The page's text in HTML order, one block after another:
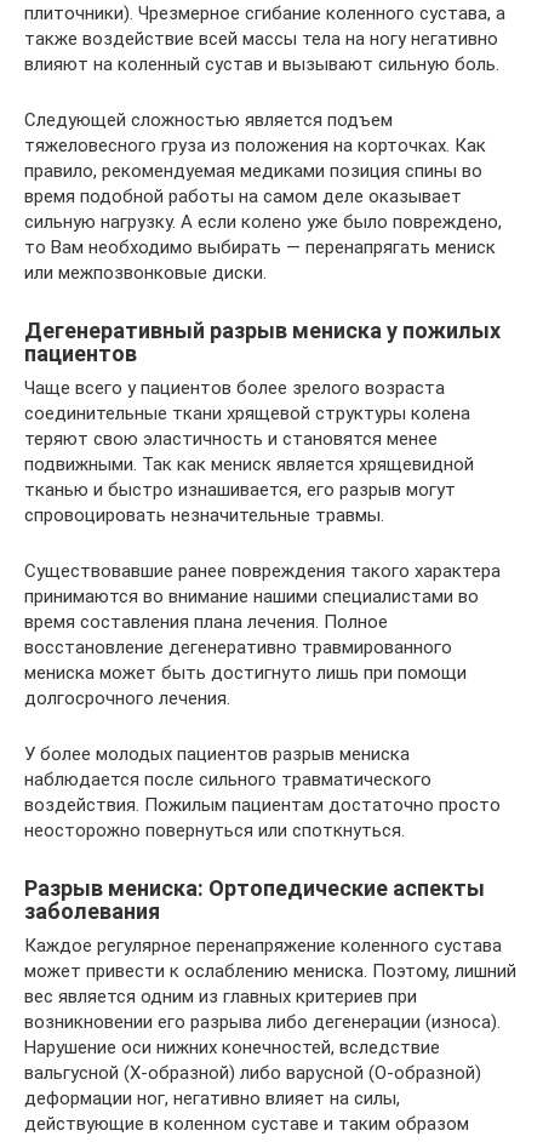
плиточники). Чрезмерное сгибание коленного сустава, а
также воздействие всей массы тела на ногу негативно
влияют на коленный сустав и вызывают сильную боль.
Следующей сложностью является подъем
тяжеловесного груза из положения на корточках. Как
правило, рекомендуемая медиками позиция спины во
время подобной работы на самом деле оказывает
сильную нагрузку. А если колено уже было повреждено,
то Вам необходимо выбирать — перенапрягать мениск
или межпозвонковые диски.
Дегенеративный разрыв мениска у пожилых
пациентов
Чаще всего у пациентов более зрелого возраста
соединительные ткани хрящевой структуры колена
теряют свою эластичность и становятся менее
подвижными. Так как мениск является хрящевидной
тканью и быстро изнашивается, его разрыв могут
спровоцировать незначительные травмы.
Существовавшие ранее повреждения такого характера
принимаются во внимание нашими специалистами во
время составления плана лечения. Полное
восстановление дегенеративно травмированного
мениска может быть достигнуто лишь при помощи
долгосрочного лечения.
У более молодых пациентов разрыв мениска
наблюдается после сильного травматического
воздействия. Пожилым пациентам достаточно просто
неосторожно повернуться или споткнуться.
Разрыв мениска: Ортопедические аспекты
заболевания
Каждое регулярное перенапряжение коленного сустава
может привести к ослаблению мениска. Поэтому, лишний
вес является одним из главных критериев при
возникновении его разрыва либо дегенерации (износа).
Нарушение оси нижних конечностей, вследствие
вальгусной (Х-образной) либо варусной (О-образной)
деформации ног, негативно влияет на силы,
действующие в коленном суставе и таким образом